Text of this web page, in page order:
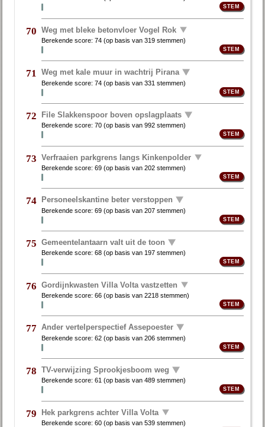
70 Weg met bleke betonvloer Vogel Rok
Berekende score:74 (op basis van319 stemmen)
71 Weg met kale muur in wachtrij Pirana
Berekende score:74 (op basis van331 stemmen)
72 File Slakkenspoor boven opslagplaats
Berekende score:70 (op basis van992 stemmen)
73 Verfraaien parkgrens langs Kinkenpolder
Berekende score:69 (op basis van202 stemmen)
74 Personeelskantine beter verstoppen
Berekende score:69 (op basis van207 stemmen)
75 Gemeentelantaarn valt uit de toon
Berekende score:68 (op basis van 197 stemmen)
76 Gordijnkwasten Villa Volta vastzetten
Berekende score:66 (op basis van2218 stemmen)
77 Ander vertelperspectief Assepoester
Berekende score:62 (op basis van206 stemmen)
78 TV-verwijzing Sprookjesboom weg
Berekende score:61 (op basis van489 stemmen)
79 Hek parkgrens achter Villa Volta
Berekende score:60 (op basis van539 stemmen)